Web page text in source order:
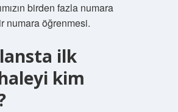
birden fazla numara
numara öğrenmesi.
ilk
kim